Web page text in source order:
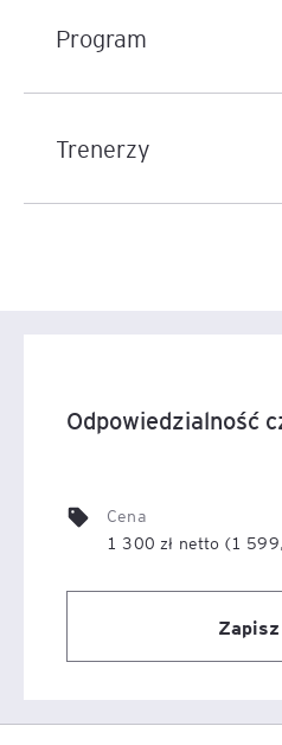
Program
Trenerzy
Odpowiedzialność
Cena
1 300 zł netto (1